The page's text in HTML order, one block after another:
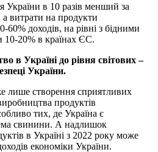
України в 10 разів менший за
витрати на продукти
60% доходів, на рівні з бідними
20% в країнах ЄС.
в Україні до рівня світових –
України.
лише створення сприятливих
продуктів
тих, де Україна є
свинини. А надлишок
в Україні з 2022 року може
економіки України.